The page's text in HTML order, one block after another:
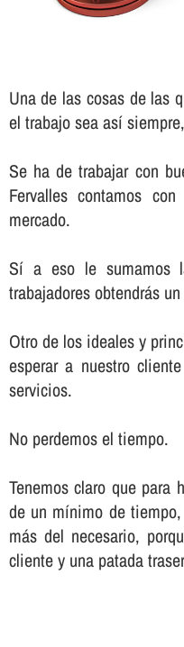
Una de las cosas de las
el trabajo sea así­
Se ha de trabajar con
Fervalles contamos
mercado.
Sí­ a eso le sumamos
trabajadores obtendrás
Otro de los ideales y
esperar a nuestro
servicios.
No perdemos el tiempo.
Tenemos claro que para
de un mí­nimo de
más del necesario,
cliente y una patada